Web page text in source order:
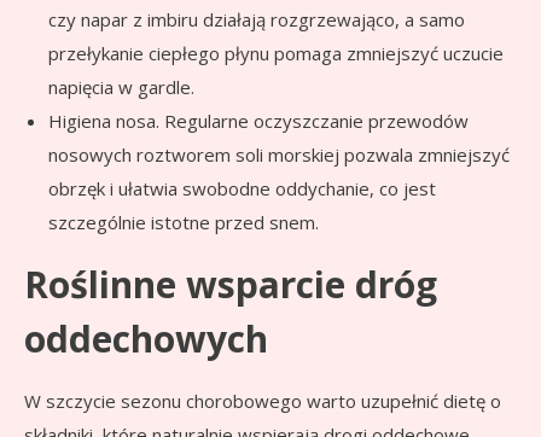
czy napar z imbiru działają rozgrzewająco, a samo
przełykanie ciepłego płynu pomaga zmniejszyć uczucie
napięcia w gardle.
Higiena nosa. Regularne oczyszczanie przewodów
nosowych roztworem soli morskiej pozwala zmniejszyć
obrzęk i ułatwia swobodne oddychanie, co jest
szczególnie istotne przed snem.
Roślinne wsparcie dróg
oddechowych
W szczycie sezonu chorobowego warto uzupełnić dietę o